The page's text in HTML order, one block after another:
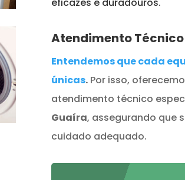
Atendimento
Entendemos que cada
únicas.Por isso,
atendimento técnico
Guaíra, assegurando que
cuidado adequado.